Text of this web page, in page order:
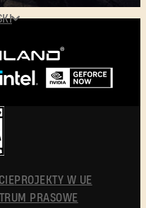
文
PROJEKTY W UE
PRASOWE